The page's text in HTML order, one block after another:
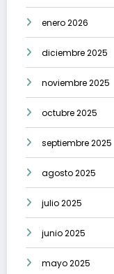
enero 2026
diciembre 2025
noviembre 2025
octubre 2025
septiembre 2025
agosto 2025
julio 2025
junio 2025
mayo 2025